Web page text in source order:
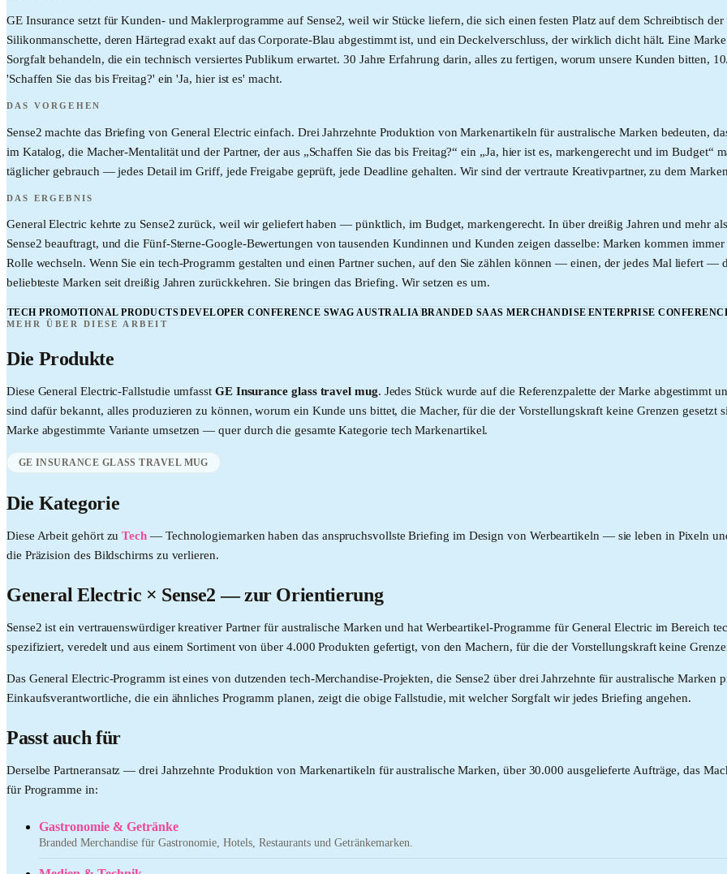
GE Insurance setzt für Kunden- und Maklerprogramme auf Sense2, weil wir Stücke liefern, die sich einen festen Platz auf dem Schreibtisch
Silikonmanschette, deren Härtegrad exakt auf das Corporate-Blau abgestimmt ist, und ein Deckelverschluss, der wirklich dicht hält. Eine
Sorgfalt behandeln, die ein technisch versiertes Publikum erwartet. 30 Jahre Erfahrung darin, alles zu fertigen, worum unsere Kunden bitten,
'Schaffen Sie das bis Freitag?' ein 'Ja, hier ist es' macht.
DAS VORGEHEN
Sense2 machte das Briefing von General Electric einfach. Drei Jahrzehnte Produktion von Markenartikeln für australische Marken bedeuten,
im Katalog, die Macher-Mentalität und der Partner, der aus „Schaffen Sie das bis Freitag?“ ein „Ja, hier ist es, markengerecht und im Budget“
täglicher gebrauch — jedes Detail im Griff, jede Freigabe geprüft, jede Deadline gehalten. Wir sind der vertraute Kreativpartner, zu dem
DAS ERGEBNIS
General Electric kehrte zu Sense2 zurück, weil wir geliefert haben — pünktlich, im Budget, markengerecht. In über dreißig Jahren und mehr
Sense2 beauftragt, und die Fünf-Sterne-Google-Bewertungen von tausenden Kundinnen und Kunden zeigen dasselbe: Marken kommen
Rolle wechseln. Wenn Sie ein tech-Programm gestalten und einen Partner suchen, auf den Sie zählen können — einen, der jedes Mal liefert —
beliebteste Marken seit dreißig Jahren zurückkehren. Sie bringen das Briefing. Wir setzen es um.
TECH PROMOTIONAL PRODUCTSDEVELOPER CONFERENCE SWAG AUSTRALIA BRANDED SAAS MERCHANDISE ENTERPRISE
MEHR ÜBER DIESE ARBEIT
Die Produkte
Diese General Electric-Fallstudie umfasst GE Insurance glass travel mug. Jedes Stück wurde auf die Referenzpalette der Marke abgestimmt
sind dafür bekannt, alles produzieren zu können, worum ein Kunde uns bittet, die Macher, für die der Vorstellungskraft keine Grenzen
Marke abgestimmte Variante umsetzen — quer durch die gesamte Kategorie tech Markenartikel.
GE INSURANCE GLASS TRAVEL MUG
Die Kategorie
Diese Arbeit gehört zuTech — Technologiemarken haben das anspruchsvollste Briefing im Design von Werbeartikeln — sie leben in Pixeln
die Präzision des Bildschirms zu verlieren.
General Electric × Sense2 —zur Orientierung
Sense2 ist ein vertrauenswürdiger kreativer Partner für australische Marken und hat Werbeartikel-Programme für General Electric im Bereich
spezifiziert, veredelt und aus einem Sortiment von über 4.000 Produkten gefertigt, von den Machern, für die der Vorstellungskraft keine
Das General Electric-Programm ist eines von dutzenden tech-Merchandise-Projekten, die Sense2 über drei Jahrzehnte für australische Marken
Einkaufsverantwortliche, die ein ähnliches Programm planen, zeigt die obige Fallstudie, mit welcher Sorgfalt wir jedes Briefing angehen.
Passt auch für
Derselbe Partneransatz — drei Jahrzehnte Produktion von Markenartikeln für australische Marken, über 30.000 ausgelieferte Aufträge, das
für Programme in:
Gastronomie & Getränke
Branded Merchandise für Gastronomie, Hotels, Restaurants und Getränkemarken.